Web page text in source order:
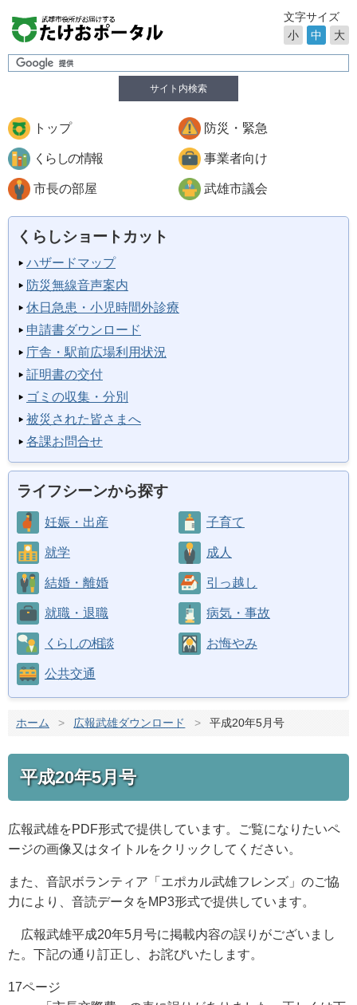
サイト内検索
文字サイズ
小
中 大
トップ 防災・緊急
くらしの情報 事業者向け
市長の部屋 武雄市議会
くらしショートカット
ハザードマップ
防災無線音声案内
休日急患・小児時間外診療
申請書ダウンロード
庁舎・駅前広場利用状況
証明書の交付
ゴミの収集・分別
被災された皆さまへ
各課お問合せ
ライフシーンから探す
妊娠・出産 子育て
就学 成人
結婚・離婚 引っ越し
就職・退職 病気・事故
くらしの相談 お悔やみ
公共交通
ホーム > 広報武雄ダウンロード > 平成20年5月号
平成20年5月号
広報武雄をPDF形式で提供しています。ご覧になりたいペ
ージの画像又はタイトルをクリックしてください。
また、音訳ボランティア「エポカル武雄フレンズ」のご協
力により、音読データをMP3形式で提供しています。
広報武雄平成20年5月号に掲載内容の誤りがございまし
た。下記の通り訂正し、お詫びいたします。
17ページ